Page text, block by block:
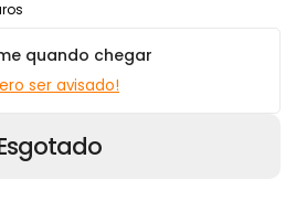
quando chegar
ser avisado!